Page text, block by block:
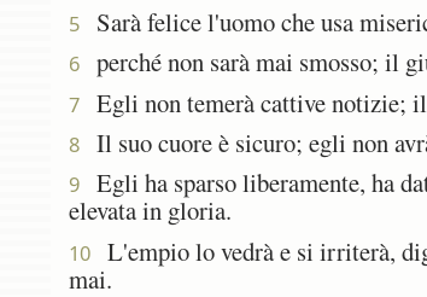
5 Sarà felice l'uomo che usa
6 perché non sarà mai smosso; il
7 Egli non temerà cattive notizie;
8 Il suo cuore è sicuro; egli non
9
Egli ha sparso liberamente, ha
elevata in gloria.
10
L'empio lo vedrà e si irriterà,
mai.